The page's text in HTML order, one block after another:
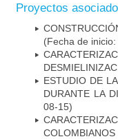
Proyectos
(Fecha de
ESTUDIO DE
DURANTE LA
08-15)